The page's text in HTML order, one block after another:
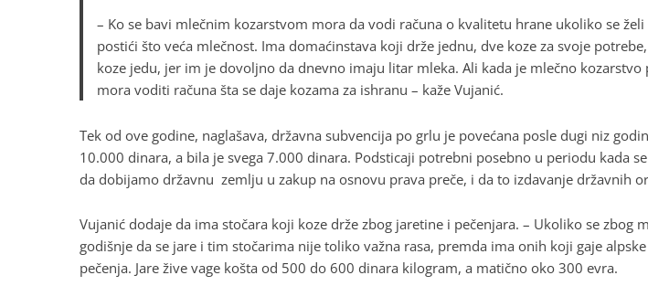
– Ko se bavi mlečnim kozarstvom mora da vodi računa o kvalitetu hrane ukoliko se
postići što veća mlečnost. Ima domaćinstava koji drže jednu, dve koze za svoje
koze jedu, jer im je dovoljno da dnevno imaju litar mleka. Ali kada je mlečno kozarstvo
mora voditi računa šta se daje kozama za ishranu – kaže Vujanić.
Tek od ove godine, naglašava, državna subvencija po grlu je povećana posle dugi niz
10.000 dinara, a bila je svega 7.000 dinara. Podsticaji potrebni posebno u periodu kada
da dobijamo državnu zemlju u zakup na osnovu prava preče, i da to izdavanje državnih
Vujanić dodaje da ima stočara koji koze drže zbog jaretine i pečenjara. – Ukoliko se zbog
godišnje da se jare i tim stočarima nije toliko važna rasa, premda ima onih koji gaje
pečenja. Jare žive vage košta od 500 do 600 dinara kilogram, a matično oko 300 evra.